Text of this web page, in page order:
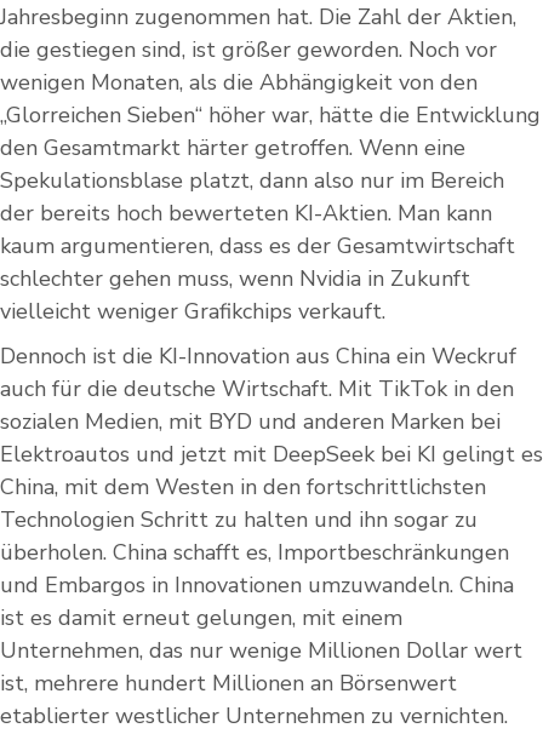
Jahresbeginn zugenommen hat. Die Zahl der Aktien,
die gestiegen sind, ist größer geworden. Noch vor
wenigen Monaten, als die Abhängigkeit von den
„Glorreichen Sieben“ höher war, hätte die Entwicklung
den Gesamtmarkt härter getroffen. Wenn eine
Spekulationsblase platzt, dann also nur im Bereich
der bereits hoch bewerteten KI-Aktien. Man kann
kaum argumentieren, dass es der Gesamtwirtschaft
schlechter gehen muss, wenn Nvidia in Zukunft
vielleicht weniger Grafikchips verkauft.
Dennoch ist die KI-Innovation aus China ein Weckruf
auch für die deutsche Wirtschaft. Mit TikTok in den
sozialen Medien, mit BYD und anderen Marken bei
Elektroautos und jetzt mit DeepSeek bei KI gelingt es
China, mit dem Westen in den fortschrittlichsten
Technologien Schritt zu halten und ihn sogar zu
überholen. China schafft es, Importbeschränkungen
und Embargos in Innovationen umzuwandeln. China
ist es damit erneut gelungen, mit einem
Unternehmen, das nur wenige Millionen Dollar wert
ist, mehrere hundert Millionen an Börsenwert
etablierter westlicher Unternehmen zu vernichten.